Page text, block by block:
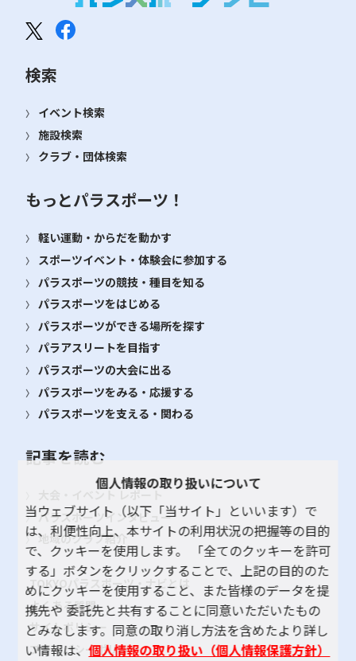
検索
イベント検索
施設検索
クラブ・団体検索
もっとパラスポーツ！
軽い運動・からだを動かす
スポーツイベント・体験会に参加する
パラスポーツの競技・種目を知る
パラスポーツをはじめる
パラスポーツができる場所を探す
パラアスリートを目指す
パラスポーツの大会に出る
パラスポーツをみる・応援する
パラスポーツを支える・関わる
記事を読む
大会・イベント レポート
パラスポーツインタビュー
地域のクラブ紹介
TOKYOパラスポーツ・ナビとは
よくある質問
サイトポリシー
プライバシーポリシー
個人情報の取り扱いについて
当ウェブサイト（以下「当サイト」といいます）で
は、利便性向上、本サイトの利用状況の把握等の目的
で、クッキーを使用します。 「全てのクッキーを許可
する」ボタンをクリックすることで、上記の目的のた
めにクッキーを使用すること、また皆様のデータを提
携先や 委託先と共有することに同意いただいたもの
とみなします。同意の取り消し方法を含めたより詳し
い情報は、個人情報の取り扱い（個人情報保護方針）